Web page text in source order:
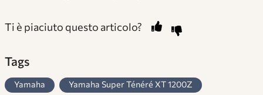
Ti è piaciuto questo articolo?
Tags
Yamaha Yamaha Super Ténéré XT 1200Z